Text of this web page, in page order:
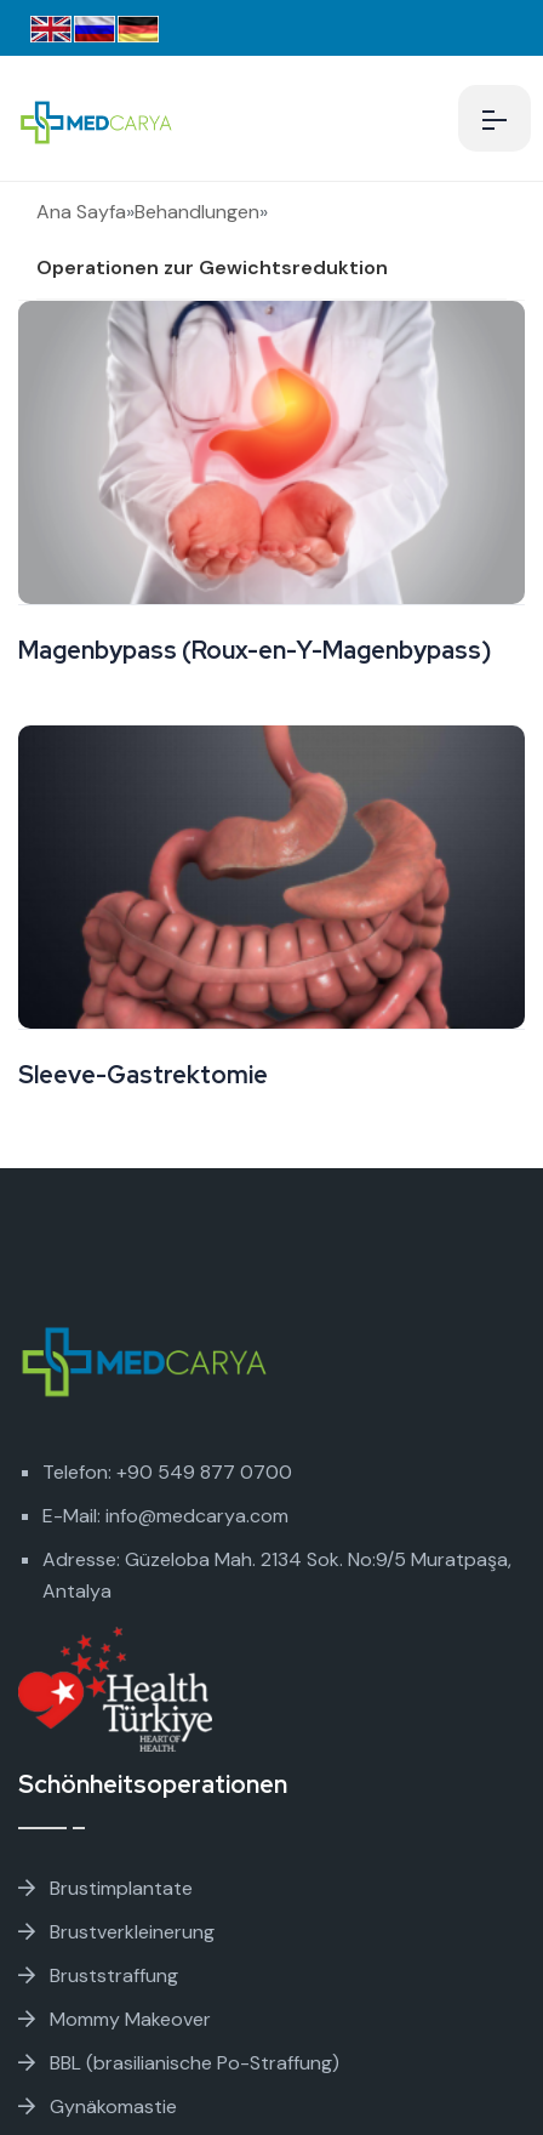
Ana Sayfa»Behandlungen»
Operationen zur Gewichtsreduktion
Magenbypass (Roux-en-Y-Magenbypass)
Sleeve-Gastrektomie
Telefon: +90 549 877 0700
E-Mail: info@medcarya.com
Adresse: Güzeloba Mah. 2134 Sok. No:9/5 Muratpaşa,
Antalya
Schönheitsoperationen
Brustimplantate
Brustverkleinerung
Bruststraffung
Mommy Makeover
BBL (brasilianische Po-Straffung)
Gynäkomastie